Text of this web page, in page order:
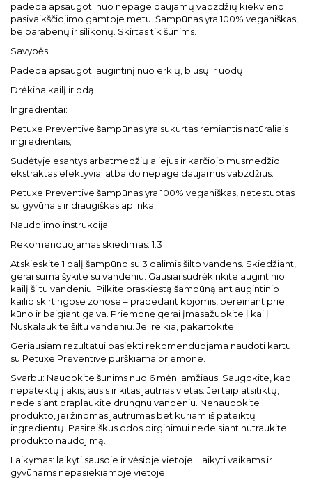
padeda apsaugoti nuo nepageidaujamų vabzdžių kiekvieno
pasivaikščiojimo gamtoje metu. Šampūnas yra 100% veganiškas,
be parabenų ir silikonų. Skirtas tik šunims.
Savybės:
Padeda apsaugoti augintinį nuo erkių, blusų ir uodų;
Drėkina kailį ir odą.
Ingredientai:
Petuxe Preventive šampūnas yra sukurtas remiantis natūraliais
ingredientais;
Sudėtyje esantys arbatmedžių aliejus ir karčiojo musmedžio
ekstraktas efektyviai atbaido nepageidaujamus vabzdžius.
Petuxe Preventive šampūnas yra 100% veganiškas, netestuotas
su gyvūnais ir draugiškas aplinkai.
Naudojimo instrukcija
Rekomenduojamas skiedimas: 1:3
Atskieskite 1 dalį šampūno su 3 dalimis šilto vandens. Skiedžiant,
gerai sumaišykite su vandeniu. Gausiai sudrėkinkite augintinio
kailį šiltu vandeniu. Pilkite praskiestą šampūną ant augintinio
kailio skirtingose zonose – pradedant kojomis, pereinant prie
kūno ir baigiant galva. Priemonę gerai įmasažuokite į kailį.
Nuskalaukite šiltu vandeniu. Jei reikia, pakartokite.
Geriausiam rezultatui pasiekti rekomenduojama naudoti kartu
su Petuxe Preventive purškiama priemone.
Svarbu: Naudokite šunims nuo 6 mėn. amžiaus. Saugokite, kad
nepatektų į akis, ausis ir kitas jautrias vietas. Jei taip atsitiktų,
nedelsiant praplaukite drungnu vandeniu. Nenaudokite
produkto, jei žinomas jautrumas bet kuriam iš pateiktų
ingredientų. Pasireiškus odos dirginimui nedelsiant nutraukite
produkto naudojimą.
Laikymas: laikyti sausoje ir vėsioje vietoje. Laikyti vaikams ir
gyvūnams nepasiekiamoje vietoje.